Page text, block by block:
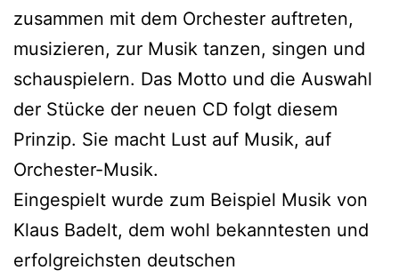
zusammen mit dem Orchester auftreten,
musizieren, zur Musik tanzen, singen und
schauspielern. Das Motto und die Auswahl
der Stücke der neuen CD folgt diesem
Prinzip. Sie macht Lust auf Musik, auf
Orchester-Musik.
Eingespielt wurde zum Beispiel Musik von
Klaus Badelt, dem wohl bekanntesten und
erfolgreichsten deutschen